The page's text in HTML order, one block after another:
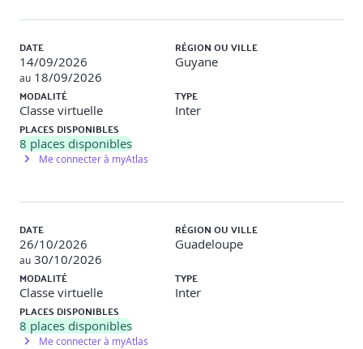
• Atelier : réalisation d’un mini-audit sécurité sur un
périmètre restreint
Jour 5 – Gestion des incidents et retour d’expérience
(7 heures)
• Typologie des incidents (intrusion, ransomware, déni de
service, fuite de données…)
• Processus de gestion des incidents (détection, analyse,
• Rôles et responsabilités pendant un incident (plan de
réponse, cellule de crise) • Communication interne et
externe en cas d’incident (avec exemples concrets)
• Retour d’expérience (REX) et amélioration continue du
SMSI
DATE
14/09/2026
au 18/09/2026
RÉGION OU VILLE
Guyane
MODALITÉ
Classe virtuelle
TYPE
Inter
PLACES DISPONIBLES
8 places disponibles
Me connecter à myAtlas
DATE
26/10/2026
au 30/10/2026
RÉGION OU VILLE
Guadeloupe
MODALITÉ
Classe virtuelle
TYPE
Inter
PLACES DISPONIBLES
8 places disponibles
Me connecter à myAtlas